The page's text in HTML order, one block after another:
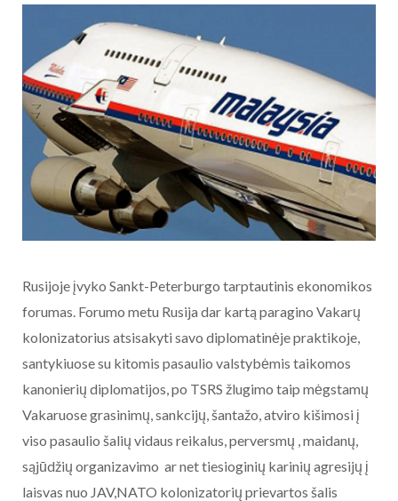
Rusijoje įvyko Sankt-Peterburgo tarptautinis ekonomikos
forumas. Forumo metu Rusija dar kartą paragino Vakarų
kolonizatorius atsisakyti savo diplomatinėje praktikoje,
santykiuose su kitomis pasaulio valstybėmis taikomos
kanonierių diplomatijos, po TSRS žlugimo taip mėgstamų
Vakaruose grasinimų, sankcijų, šantažo, atviro kišimosi į
viso pasaulio šalių vidaus reikalus, perversmų , maidanų,
sąjūdžių organizavimo ar net tiesioginių karinių agresijų į
laisvas nuo JAV,NATO kolonizatorių prievartos šalis